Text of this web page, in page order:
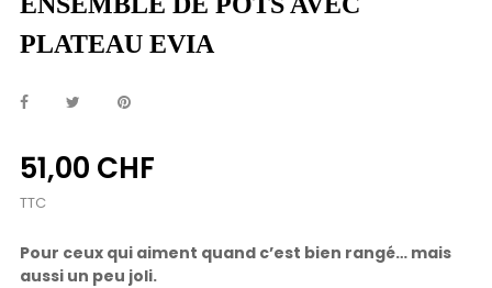
PLATEAU EVIA
51,00 CHF
TTC
Pour ceux qui aiment quand c’est bien rangé… mais
aussi un peu joli.